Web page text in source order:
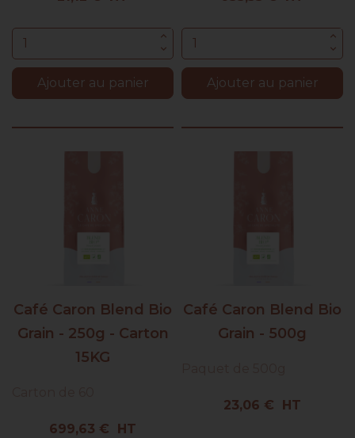
Ajouter au panier Ajouter au panier
Café Caron Blend Bio
Grain - 250g - Carton
15KG
Prix
699,63 € HT
Café Caron Blend Bio
Grain - 500g
Prix
23,06 € HT